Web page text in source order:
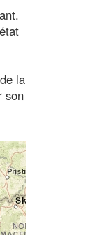
la
son